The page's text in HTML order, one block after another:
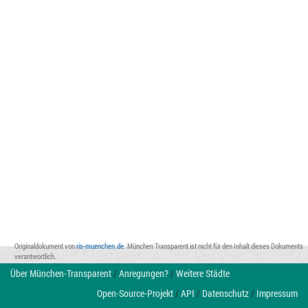
Originaldokument vonris-muenchen.de. München Transparent ist nicht für den Inhalt dieses Dokuments
verantwortlich.
Über München-Transparent/Anregungen?/Weitere Städte
Open-Source-Projekt/API / Datenschutz/ Impressum